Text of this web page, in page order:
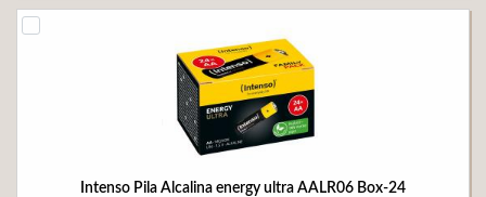
Intenso Pila Alcalina energy ultra AALR06 Box-24